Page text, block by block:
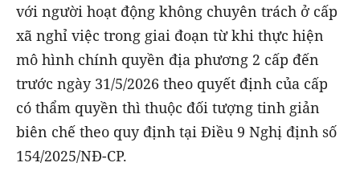
với người hoạt động không chuyên trách ở cấp
xã nghỉ việc trong giai đoạn từ khi thực hiện
mô hình chính quyền địa phương 2 cấp đến
trước ngày 31/5/2026 theo quyết định của cấp
có thẩm quyền thì thuộc đối tượng tinh giản
biên chế theo quy định tại Điều 9 Nghị định số
154/2025/NĐ-CP.